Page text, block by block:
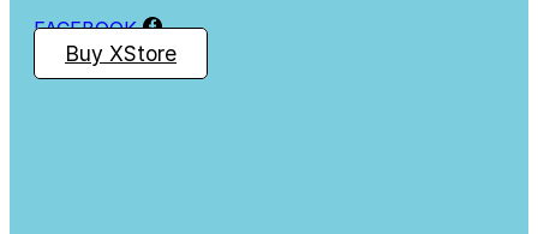
FACEBOOK
Buy XStore